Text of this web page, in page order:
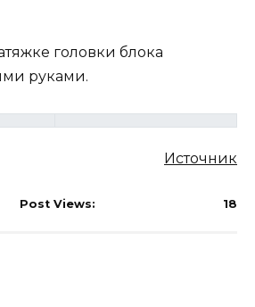
головки блока
руками.
Источник
Post Views: 18